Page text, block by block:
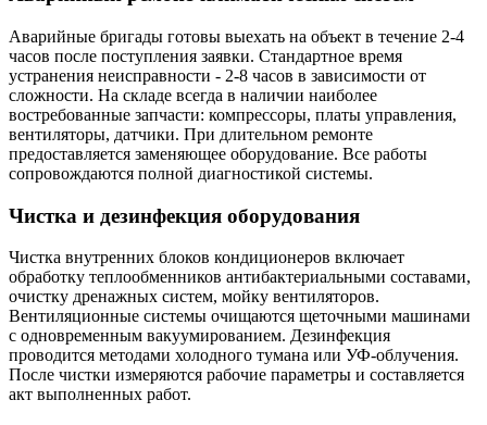
Аварийные бригады готовы выехать на объект в течение 2-4
часов после поступления заявки. Стандартное время
устранения неисправности - 2-8 часов в зависимости от
сложности. На складе всегда в наличии наиболее
востребованные запчасти: компрессоры, платы управления,
вентиляторы, датчики. При длительном ремонте
предоставляется заменяющее оборудование. Все работы
сопровождаются полной диагностикой системы.
Чистка и дезинфекция оборудования
Чистка внутренних блоков кондиционеров включает
обработку теплообменников антибактериальными составами,
очистку дренажных систем, мойку вентиляторов.
Вентиляционные системы очищаются щеточными машинами
с одновременным вакуумированием. Дезинфекция
проводится методами холодного тумана или УФ-облучения.
После чистки измеряются рабочие параметры и составляется
акт выполненных работ.